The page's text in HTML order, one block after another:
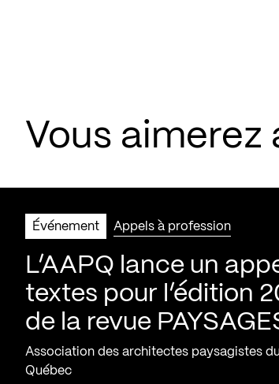
Vous aimerez
Événement Appels à profession
L’AAPQ lance un
textes pour l’édition
de la revue
Association des architectes paysagistes
Québec